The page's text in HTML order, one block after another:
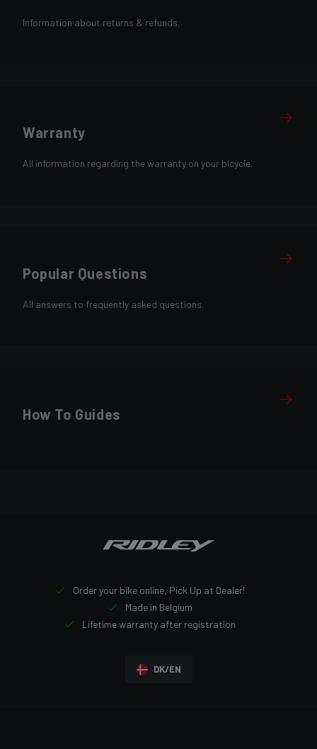
Information about returns & refunds.
Warranty
All information regarding the warranty on your bicycle.
Popular Questions
All answers to frequently asked questions.
How To Guides
Order your bike online, Pick Up at Dealer!
Made in Belgium
Lifetime warranty after registration
DK/EN